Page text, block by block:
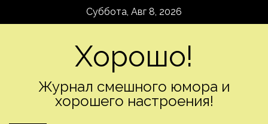
Суббота, Авг 8, 2026
Хорошо!
Журнал смешного юмора и
хорошего настроения!